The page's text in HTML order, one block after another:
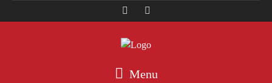
Menu